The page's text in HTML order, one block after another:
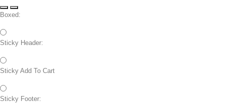
Boxed:
Sticky Header:
Sticky Add To Cart
Sticky Footer: